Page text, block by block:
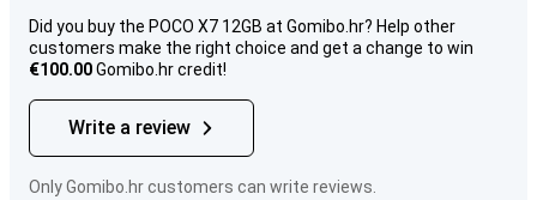
Did you buy the POCO X7 12GB at Gomibo.hr? Help other
customers make the right choice and get a change to win
€100.00Gomibo.hr credit!
Write a review
Only Gomibo.hr customers can write reviews.